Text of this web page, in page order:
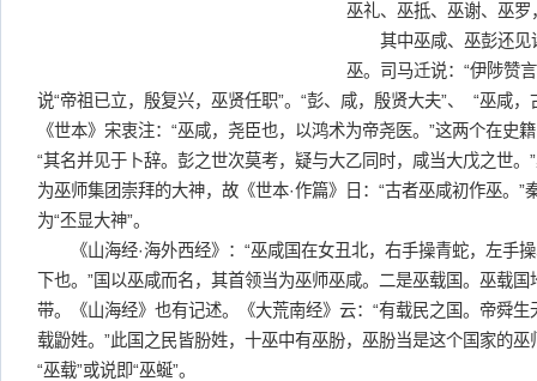
巫礼、巫抵、巫谢、巫罗
其中巫咸、巫彭还见
巫。司马迁说：“伊陟赞
说“帝祖已立，殷复兴，巫贤任职”。“彭、咸，殷贤大夫”、 “巫咸
《世本》宋衷注：“巫咸，尧臣也，以鸿术为帝尧医。”这两个在史
“其名并见于卜辞。彭之世次莫考，疑与大乙同时，咸当大戊之世。
为巫师集团崇拜的大神，故《世本·作篇》日：“古者巫咸初作巫。
为“丕显大神”。
《山海经·海外西经》：“巫咸国在女丑北，右手操青蛇，左手
下也。”国以巫咸而名，其首领当为巫师巫咸。二是巫载国。巫载
带。《山海经》也有记述。《大荒南经》云：“有载民之国。帝舜
载鼢姓。”此国之民皆朌姓，十巫中有巫朌，巫朌当是这个国家的
“巫载”或说即“巫蜒”。